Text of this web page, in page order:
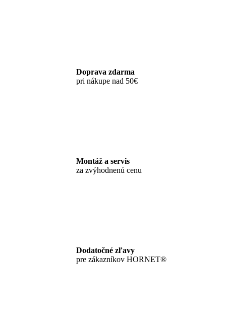
Doprava zdarma
pri nákupe nad 50€
Montáž a servis
za zvýhodnenú cenu
Dodatočné zľavy
pre zákazníkov HORNET®